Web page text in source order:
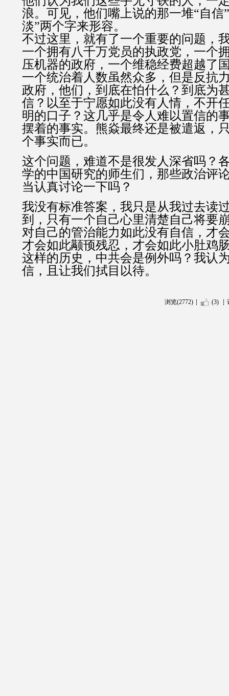
浪。可见，他们嘴上说的那一堆“自信
淡”两个字来形容。
不过这里，就有了一个重要的问题，
一个拥有八千万党员的执政党，一个
压机器的政府，一个维稳经费超越了
一个统治着人数虽然众多，但是反抗
政府，他们，到底在怕什么？到底为
信？以至于宁愿如此没有人情，不开
明的口子？这几乎是令人难以置信的
摆着的事实。熊焱最终还是被遣返，
个事实而已。
这个问题，难道不是很发人深省吗？
学的中国研究的师生们，那些政治评
当认真讨论一下吗？
我没有标准答案，我只是从我过去读
到，只有一个自己心里清楚自己将要
对自己的管治能力如此没有自信，才
才会如此颟顸残忍，才会如此小肚鸡
这样的历史，中共会是例外吗？我认
信，且让我们拭目以待。
浏览(2772) (3)